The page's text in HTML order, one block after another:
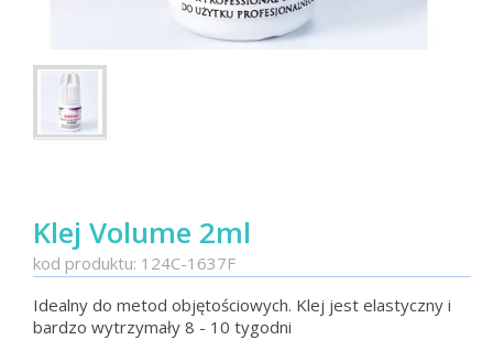
Klej Volume 2ml
kod produktu: 124C-1637F
Idealny do metod objętościowych. Klej jest elastyczny i
bardzo wytrzymały 8 - 10 tygodni